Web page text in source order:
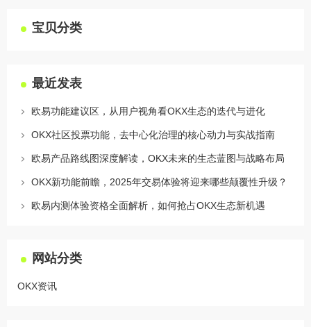
宝贝分类
最近发表
欧易功能建议区，从用户视角看OKX生态的迭代与进化
OKX社区投票功能，去中心化治理的核心动力与实战指南
欧易产品路线图深度解读，OKX未来的生态蓝图与战略布局
OKX新功能前瞻，2025年交易体验将迎来哪些颠覆性升级？
欧易内测体验资格全面解析，如何抢占OKX生态新机遇
网站分类
OKX资讯